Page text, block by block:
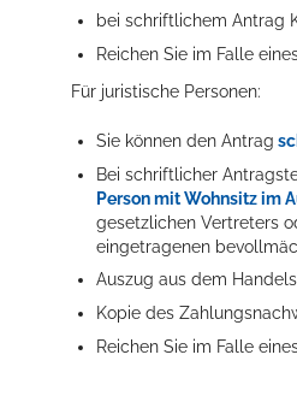
bei schriftlichem Antrag
Reichen Sie im Falle
Für juristische Personen:
Sie können den Antrag
Bei schriftlicher
Person mit Wohnsitz im
gesetzlichen Vertreters
eingetragenen
Auszug aus dem
Kopie des
Reichen Sie im Falle